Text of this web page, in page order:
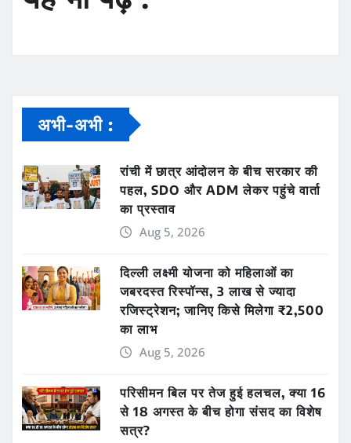
अभी-अभी :
रांची में छात्र आंदोलन के बीच सरकार की
पहल, SDO और ADM लेकर पहुंचे वार्ता
का प्रस्ताव
Aug 5, 2026
दिल्ली लक्ष्मी योजना को महिलाओं का
जबरदस्त रिस्पॉन्स, 3 लाख से ज्यादा
रजिस्ट्रेशन; जानिए किसे मिलेगा ₹2,500
का लाभ
Aug 5, 2026
परिसीमन बिल पर तेज हुई हलचल, क्या 16
से 18 अगस्त के बीच होगा संसद का विशेष
सत्र?